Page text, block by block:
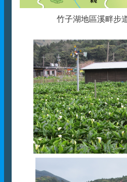
竹子湖地區溪畔步